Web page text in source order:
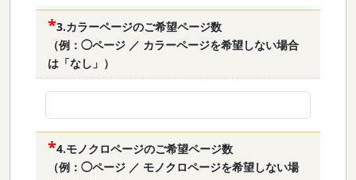
3.カラーページのご希望ページ数
（例：◯ページ ／ カラーページを希望しない場合
は「なし」）
4.モノクロページのご希望ページ数
（例：◯ページ ／ モノクロページを希望しない場